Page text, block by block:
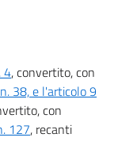
4, convertito, con
38, e l'articolo 9
con
127, recanti